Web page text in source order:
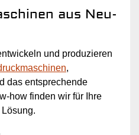
aus Neu-
und produzieren
,
das entsprechende
how finden wir für Ihre